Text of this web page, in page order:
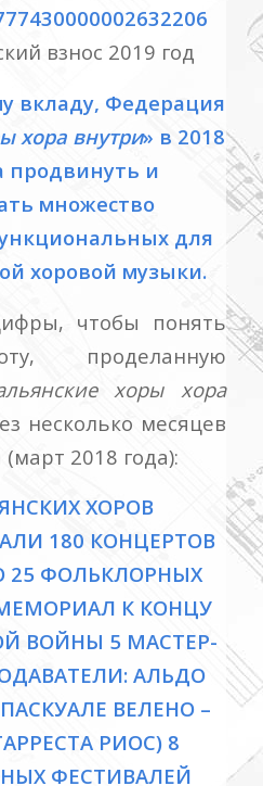
взнос 2019 год
вкладу, Федерация
хора внутри» в 2018
продвинуть и
множество
для
хоровой музыки.
чтобы понять
проделанную
хоры хора
несколько месяцев
2018 года):
ХОРОВ
180 КОНЦЕРТОВ
25 ФОЛЬКЛОРНЫХ
К КОНЦУ
ВОЙНЫ 5 МАСТЕР-
АЛЬДО
ВЕЛЕНО –
РИОС) 8
ФЕСТИВАЛЕЙ